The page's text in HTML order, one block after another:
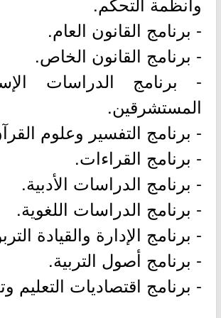
- برنامج القانون العام.
- برنامج القانون الخاص.
- برنامج الدراسات
المستشرقين.
- برنامج التفسير وعلوم
- برنامج القراءات.
- برنامج الدراسات الأدبية.
- برنامج الدراسات اللغوية.
- برنامج الإدارة والقيادة
- برنامج أصول التربية.
- برنامج اقتصاديات التعليم